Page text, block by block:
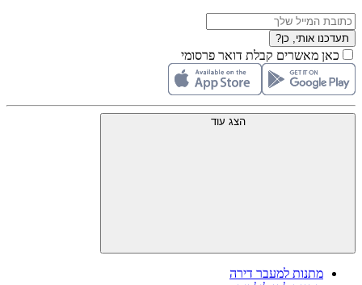
תעדכנו אותי, כן?
כאן מאשרים קבלת דואר פרסומי
הצג עוד
מתנות למעבר דירה